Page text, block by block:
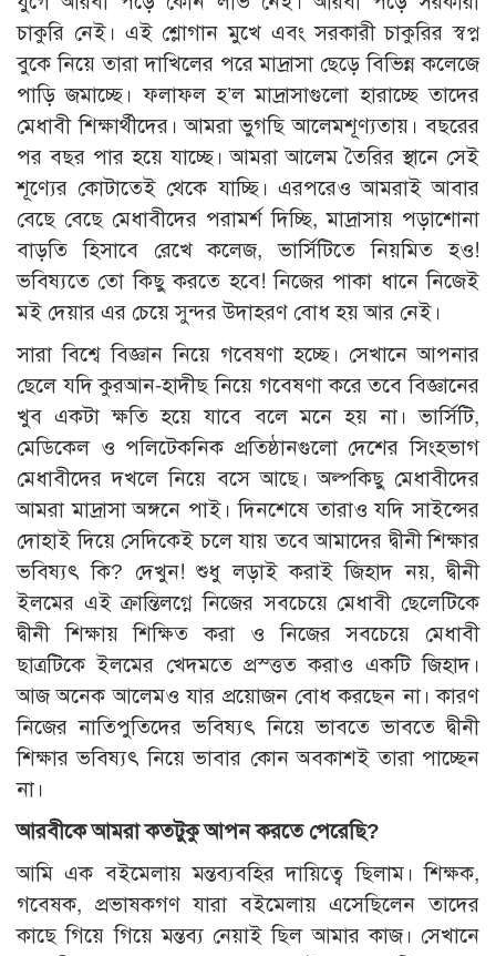
চাকুরি নেই। এই শ্লোগান মুখে এবং সরকারী চাকুরির স্বপ্ন
বুকে নিয়ে তারা দাখিলের পরে মাদ্রাসা ছেড়ে বিভিন্ন কলেজে
পাড়ি জমাচ্ছে। ফলাফল হ’ল মাদ্রাসাগুলো হারাচ্ছে তাদের
মেধাবী শিক্ষার্থীদের। আমরা ভুগছি আলেমশূণ্যতায়। বছরের
পর বছর পার হয়ে যাচ্ছে। আমরা আলেম তৈরির স্থানে সেই
শূণ্যের কোটাতেই থেকে যাচ্ছি। এরপরেও আমরাই আবার
বেছে বেছে মেধাবীদের পরামর্শ দিচ্ছি, মাদ্রাসায় পড়াশোনা
বাড়তি হিসাবে রেখে কলেজ, ভার্সিটিতে নিয়মিত হও!
ভবিষ্যতে তো কিছু করতে হবে! নিজের পাকা ধানে নিজেই
মই দেয়ার এর চেয়ে সুন্দর উদাহরণ বোধ হয় আর নেই।
সারা বিশ্বে বিজ্ঞান নিয়ে গবেষণা হচ্ছে। সেখানে আপনার
ছেলে যদি কুরআন-হাদীছ নিয়ে গবেষণা করে তবে বিজ্ঞানের
খুব একটা ক্ষতি হয়ে যাবে বলে মনে হয় না। ভার্সিটি,
মেডিকেল ও পলিটেকনিক প্রতিষ্ঠানগুলো দেশের সিংহভাগ
মেধাবীদের দখলে নিয়ে বসে আছে। অল্পকিছু মেধাবীদের
আমরা মাদ্রাসা অঙ্গনে পাই। দিনশেষে তারাও যদি সাইন্সের
দোহাই দিয়ে সেদিকেই চলে যায় তবে আমাদের দ্বীনী শিক্ষার
ভবিষ্যৎ কি? দেখুন! শুধু লড়াই করাই জিহাদ নয়, দ্বীনী
ইলমের এই ক্রান্তিলগ্নে নিজের সবচেয়ে মেধাবী ছেলেটিকে
দ্বীনী শিক্ষায় শিক্ষিত করা ও নিজের সবচেয়ে মেধাবী
ছাত্রটিকে ইলমের খেদমতে প্রস্ত্তত করাও একটি জিহাদ।
আজ অনেক আলেমও যার প্রয়োজন বোধ করছেন না। কারণ
নিজের নাতিপুতিদের ভবিষ্যৎ নিয়ে ভাবতে ভাবতে দ্বীনী
শিক্ষার ভবিষ্যৎ নিয়ে ভাবার কোন অবকাশই তারা পাচ্ছেন
না।
আরবীকে আমরা কতটুকু আপন করতে পেরেছি?
আমি এক বইমেলায় মন্তব্যবহির দায়িত্বে ছিলাম। শিক্ষক,
গবেষক, প্রভাষকগণ যারা বইমেলায় এসেছিলেন তাদের
কাছে গিয়ে গিয়ে মন্তব্য নেয়াই ছিল আমার কাজ। সেখানে